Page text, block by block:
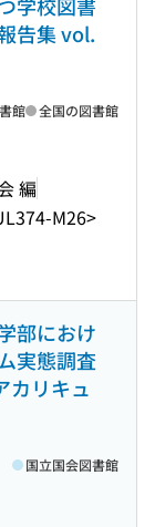
告集 vol.
編
M26>
館 全国の図書館
部におけ
実態調査
カリキュ
国立国会図書館